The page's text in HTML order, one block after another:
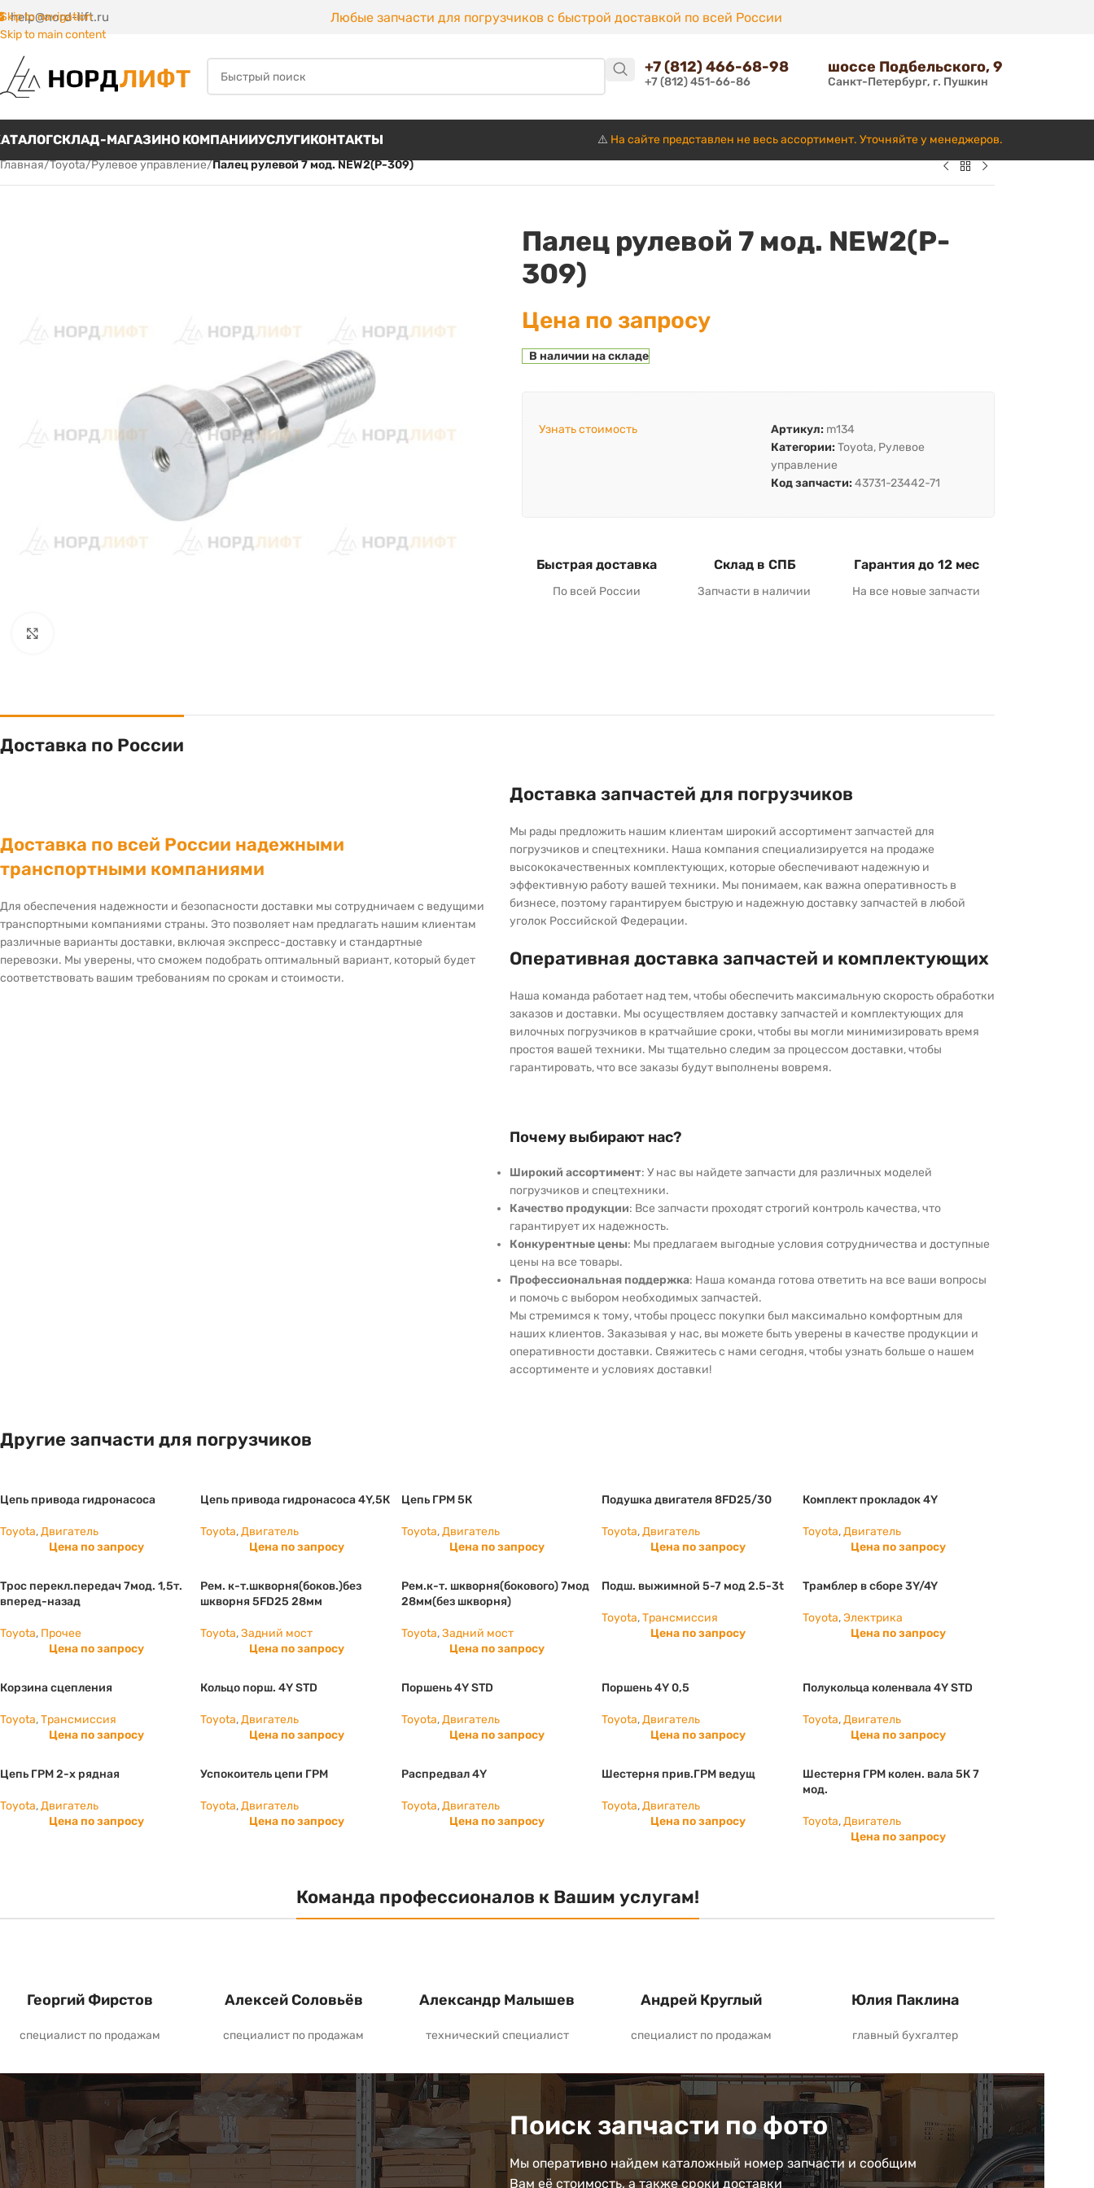
Skip to navigation
Skip to main content
help@nord-lift.ru Любые запчасти для погрузчиков с быстрой доставкой по всей России
+7 (812) 466-68-98
+7 (812) 451-66-86
шоссе Подбельского, 9
Санкт-Петербург, г. Пушкин
СКЛАД-МАГАЗИНО КОМПАНИИУСЛУГИКОНТАКТЫ ⚠️ На сайте представлен не весь ассортимент. Уточняйте у менеджеров.
Главная/Toyota/Рулевое управление/Палец рулевой 7 мод. NEW2(P-309)
Палец рулевой 7 мод. NEW2(P-
309)
Цена по запросу
В наличии на складе
Узнать стоимость Артикул: m134
Категории: Toyota, Рулевое
управление
Код запчасти: 43731-23442-71
Быстрая доставка
По всей России
Склад в СПБ
Запчасти в наличии
Гарантия до 12 мес
На все новые запчасти
Доставка по России
Доставка по всей России надежными
транспортными компаниями
Для обеспечения надежности и безопасности доставки мы сотрудничаем с ведущими
транспортными компаниями страны. Это позволяет нам предлагать нашим клиентам
различные варианты доставки, включая экспресс-доставку и стандартные
перевозки. Мы уверены, что сможем подобрать оптимальный вариант, который будет
соответствовать вашим требованиям по срокам и стоимости.
Доставка запчастей для погрузчиков
Мы рады предложить нашим клиентам широкий ассортимент запчастей для
погрузчиков и спецтехники. Наша компания специализируется на продаже
высококачественных комплектующих, которые обеспечивают надежную и
эффективную работу вашей техники. Мы понимаем, как важна оперативность в
бизнесе, поэтому гарантируем быструю и надежную доставку запчастей в любой
уголок Российской Федерации.
Оперативная доставка запчастей и комплектующих
Наша команда работает над тем, чтобы обеспечить максимальную скорость обработки
заказов и доставки. Мы осуществляем доставку запчастей и комплектующих для
вилочных погрузчиков в кратчайшие сроки, чтобы вы могли минимизировать время
простоя вашей техники. Мы тщательно следим за процессом доставки, чтобы
гарантировать, что все заказы будут выполнены вовремя.
Почему выбирают нас?
Широкий ассортимент: У нас вы найдете запчасти для различных моделей
погрузчиков и спецтехники.
Качество продукции: Все запчасти проходят строгий контроль качества, что
гарантирует их надежность.
Конкурентные цены: Мы предлагаем выгодные условия сотрудничества и доступные
цены на все товары.
Профессиональная поддержка: Наша команда готова ответить на все ваши вопросы
и помочь с выбором необходимых запчастей.
Мы стремимся к тому, чтобы процесс покупки был максимально комфортным для
наших клиентов. Заказывая у нас, вы можете быть уверены в качестве продукции и
оперативности доставки. Свяжитесь с нами сегодня, чтобы узнать больше о нашем
ассортименте и условиях доставки!
Другие запчасти для погрузчиков
Цепь привода гидронасоса
Toyota,Двигатель
Цена по запросу
Цепь привода гидронасоса 4Y,5К
Toyota,Двигатель
Цена по запросу
Цепь ГРМ 5К
Toyota,Двигатель
Цена по запросу
Подушка двигателя 8FD25/30
Toyota,Двигатель
Цена по запросу
Комплект прокладок 4Y
Toyota, Двигатель
Цена по запросу
Трос перекл.передач 7мод. 1,5т.
вперед-назад
Toyota, Прочее
Цена по запросу
Рем. к-т.шкворня(боков.)без
шкворня 5FD25 28мм
Toyota,Задний мост
Цена по запросу
Рем.к-т. шкворня(бокового) 7мод
28мм(без шкворня)
Toyota,Задний мост
Цена по запросу
Подш. выжимной 5-7 мод 2.5-3t
Toyota,Трансмиссия
Цена по запросу
Трамблер в сборе 3Y/4Y
Toyota, Электрика
Цена по запросу
Корзина сцепления
Toyota,Трансмиссия
Цена по запросу
Кольцо порш. 4Y STD
Toyota,Двигатель
Цена по запросу
Поршень 4Y STD
Toyota,Двигатель
Цена по запросу
Поршень 4Y 0,5
Toyota,Двигатель
Цена по запросу
Полукольца коленвала 4Y STD
Toyota, Двигатель
Цена по запросу
Цепь ГРМ 2-х рядная
Toyota,Двигатель
Цена по запросу
Успокоитель цепи ГРМ
Toyota,Двигатель
Цена по запросу
Распредвал 4Y
Toyota,Двигатель
Цена по запросу
Шестерня прив.ГРМ ведущ
Toyota,Двигатель
Цена по запросу
Шестерня ГРМ колен. вала 5К 7
мод.
Toyota, Двигатель
Цена по запросу
Команда профессионалов к Вашим услугам!
Георгий Фирстов
специалист по продажам
Алексей Соловьёв
специалист по продажам
Александр Малышев
технический специалист
Андрей Круглый
специалист по продажам
Юлия Паклина
главный бухгалтер
Поиск запчасти по фото
Мы оперативно найдем каталожный номер запчасти и сообщим
Вам её стоимость, а также сроки доставки